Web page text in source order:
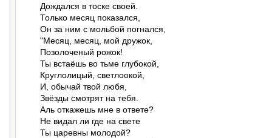
Дождался в тоске своей.
Только месяц показался,
Он за ним с мольбой погнался,
"Месяц, месяц, мой дружок,
Позолоченый рожок!
Ты встаёшь во тьме глубокой,
Круглолицый, светлоокой,
И, обычай твой любя,
Звёзды смотрят на тебя.
Аль откажешь мне в ответе?
Не видал ли где на свете
Ты царевны молодой?